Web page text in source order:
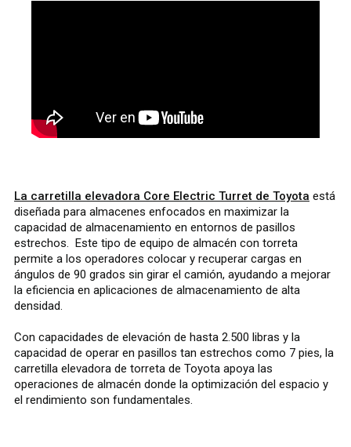
La carretilla elevadora Core Electric Turret de Toyota está
diseñada para almacenes enfocados en maximizar la
capacidad de almacenamiento en entornos de pasillos
estrechos. Este tipo de equipo de almacén con torreta
permite a los operadores colocar y recuperar cargas en
ángulos de 90 grados sin girar el camión, ayudando a mejorar
la eficiencia en aplicaciones de almacenamiento de alta
densidad.
Con capacidades de elevación de hasta 2.500 libras y la
capacidad de operar en pasillos tan estrechos como 7 pies, la
carretilla elevadora de torreta de Toyota apoya las
operaciones de almacén donde la optimización del espacio y
el rendimiento son fundamentales.